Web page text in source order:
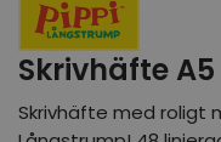
Skrivhäfte
Skrivhäfte med roligt